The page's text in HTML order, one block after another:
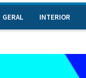
GERAL INTERIOR